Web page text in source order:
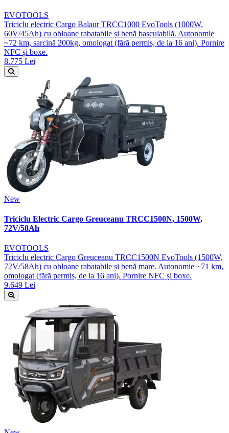
EVOTOOLS
Triciclu electric Cargo Balaur TRCC1000 EvoTools (1000W,
60V/45Ah) cu obloane rabatabile și benă basculabilă. Autonomie
~72 km, sarcină 200kg, omologat (fără permis, de la 16 ani). Pornire
NFC și boxe.
8.775 Lei
New
Triciclu Electric Cargo Greuceanu TRCC1500N, 1500W,
72V/58Ah
EVOTOOLS
Triciclu electric Cargo Greuceanu TRCC1500N EvoTools (1500W,
72V/58Ah) cu obloane rabatabile și benă mare. Autonomie ~71 km,
omologat (fără permis, de la 16 ani). Pornire NFC și boxe.
9.649 Lei